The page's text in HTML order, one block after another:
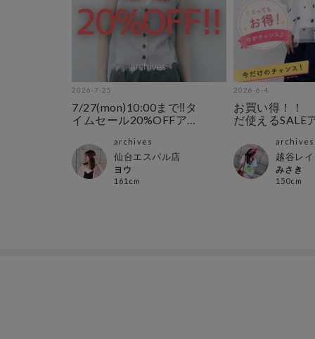
2026-7-25
7/27(mon)10:00まで‼︎タ
イムセール20%OFFア
archives
仙台エスパル店
ヨウ
161cm
2026-6-4
お買い得！！
だ使えるSALE
archives
越谷レ
みさき
150cm